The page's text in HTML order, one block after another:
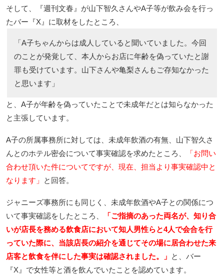
そして、『週刊文春』が山下智久さんやA子等が飲み会を行っ
たバー『X』に取材をしたところ、
「A子ちゃんからは成人していると聞いていました。今回
のことが発覚して、本人からお店に年齢を偽っていたと謝
罪も受けています。山下さんや亀梨さんもご存知なかった
と思います」
と、A子が年齢を偽っていたことで未成年だとは知らなかった
と主張しています。
A子の所属事務所に対しては、未成年飲酒の有無、山下智久さ
んとのホテル密会について事実確認を求めたところ、
「お問い
合わせ頂いた件についてですが、現在、担当より事実確認中と
なります」
と回答。
ジャニーズ事務所にも同じく、未成年飲酒やA子との関係につ
いて事実確認をしたところ、
「ご指摘のあった両名が、知り合
いが店長を務める飲食店において知人男性らと4人で会合を行
っていた際に、当該店長の紹介を通じてその場に居合わせた来
店客と飲食を伴にした事実は確認されました。」 と、バー
『X』で女性等と酒を飲んでいたことを認めています。